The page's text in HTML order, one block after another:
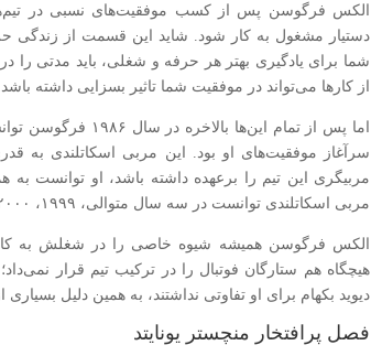
الکس فرگوسن پس از کسب موفقیت‌های نسبی در
دستیار مشغول به کار شود. شاید این قسمت از زندگی
شما برای یادگیری بهتر هر حرفه و شغلی، باید مدتی را
از کارها می‌تواند در موفقیت شما تاثیر بسزایی داشته باشد.
اما پس از تمام
مربی اسکاتلندی توانست در سه سال متوالی، ۱۹۹۹، ۲۰۰۰ و ۲۰۰۱ تیم خود را قهرمان لیگ برتر انگلیس کند.
الکس فرگوسن همیشه شیوه خاصی را در شغلش به کار
هیچگاه هم ستارگان فوتبال را در ترکیب تیم قرار
دیوید بکهام برای او تفاوتی نداشتند، به همین دلیل
فصل پرافتخار منچستر یونایتد